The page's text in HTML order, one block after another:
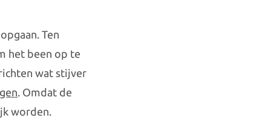
Ten
het been op te
wat stijver
. Omdat de
worden.